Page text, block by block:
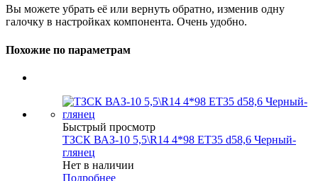
Вы можете убрать её или вернуть обратно, изменив одну
галочку в настройках компонента. Очень удобно.
Похожие по параметрам
Быстрый просмотр
ТЗСК ВАЗ-10 5,5\R14 4*98 ET35 d58,6 Черный-
глянец
Нет в наличии
Подробнее